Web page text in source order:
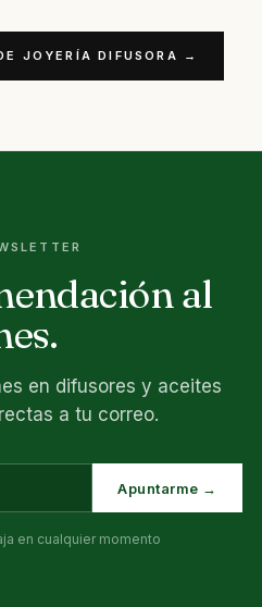
JOYERÍA DIFUSORA →
al
en difusores y aceites
a tu correo.
Apuntarme →
en cualquier momento